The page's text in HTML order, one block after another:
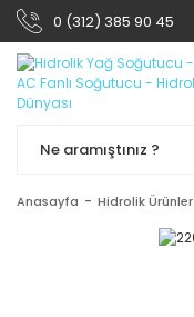
0 (312) 385 90 45
Anasayfa Hidrolik Ürünler